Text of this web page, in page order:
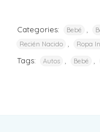
Categories: Bebé
Recién Nacido Ropa
Tags: Autos Bebé